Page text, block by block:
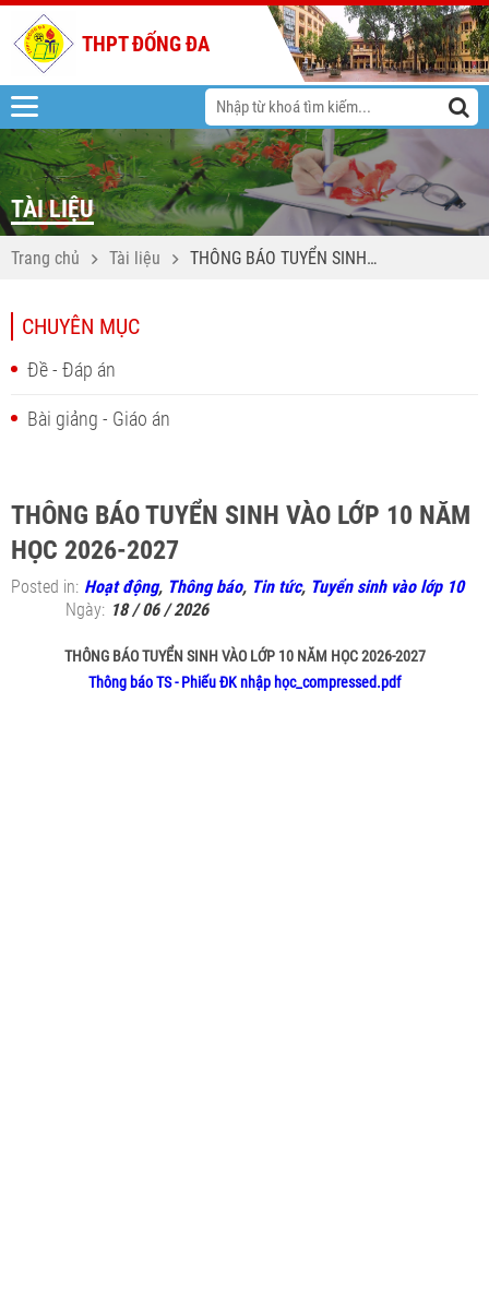
THPT ĐỐNG ĐA
TÀI LIỆU
Trang chủ Tài liệu
THÔNG BÁO TUYỂN SINH
CHUYÊN MỤC
Đề - Đáp án
Bài giảng - Giáo án
THÔNG BÁO TUYỂN SINH VÀO LỚP 10 NĂM
HỌC 2026-2027
Posted in: Hoạt động, Thông báo, Tin tức, Tuyển sinh vào lớp 10
Ngày: 18 / 06 / 2026
THÔNG BÁO TUYỂN SINH VÀO LỚP 10 NĂM HỌC 2026-2027
Thông báo TS - Phiếu ĐK nhập học_compressed.pdf